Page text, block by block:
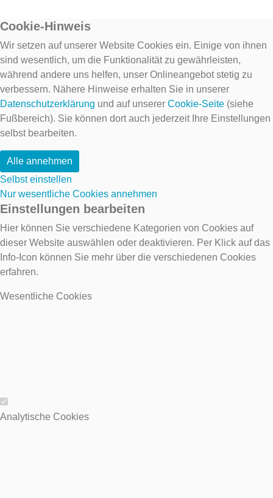
Cookie-Hinweis
Wir setzen auf unserer Website Cookies ein. Einige von ihnen
sind wesentlich, um die Funktionalität zu gewährleisten,
während andere uns helfen, unser Onlineangebot stetig zu
verbessern. Nähere Hinweise erhalten Sie in unserer
Datenschutzerklärung und auf unserer Cookie-Seite (siehe
Fußbereich). Sie können dort auch jederzeit Ihre Einstellungen
selbst bearbeiten.
Alle annehmen
Selbst einstellen
Nur wesentliche Cookies annehmen
Einstellungen bearbeiten
Hier können Sie verschiedene Kategorien von Cookies auf
dieser Website auswählen oder deaktivieren. Per Klick auf das
Info-Icon können Sie mehr über die verschiedenen Cookies
erfahren.
Wesentliche Cookies
Wesentliche Cookies
Analytische Cookies